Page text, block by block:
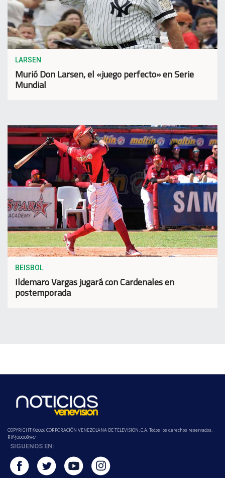
LARSEN
Murió Don Larsen, el «juego perfecto» en Serie
Mundial
BEISBOL
Ildemaro Vargas jugará con Cardenales en
postemporada
COPYRIGHT ©2026 CORPORACIÓN VENEZOLANA DE TELEVISION, C.A. Todos los derechos reservados.
Rif-j000089337
SIGUENOS EN: